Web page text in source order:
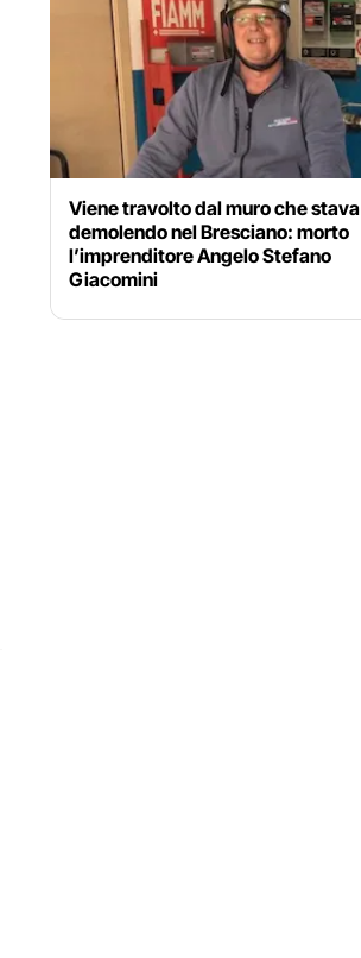
Viene travolto dal muro che stava
demolendo nel Bresciano: morto
l’imprenditore Angelo Stefano
Giacomini